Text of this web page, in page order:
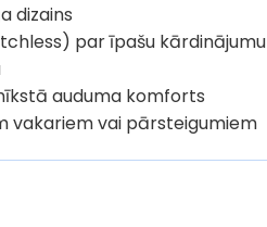
dizains
par īpašu kārdinājumu
auduma komforts
vakariem vai pārsteigumiem